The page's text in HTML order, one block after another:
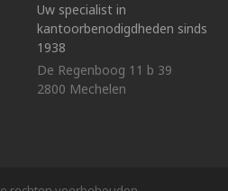
Uw specialist in
kantoorbenodigdheden sinds
1938
De Regenboog 11 b 39
2800 Mechelen